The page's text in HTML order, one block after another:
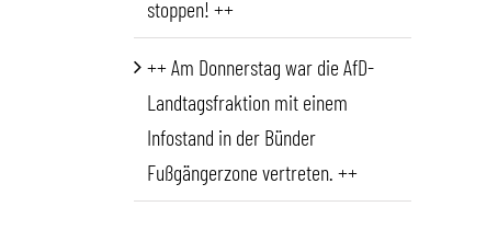
stoppen! ++
++ Am Donnerstag war die AfD-
Landtagsfraktion mit einem
Infostand in der Bünder
Fußgängerzone vertreten. ++